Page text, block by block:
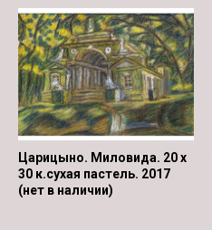
Царицыно. Миловида. 20 х
30 к.сухая пастель. 2017
(нет в наличии)